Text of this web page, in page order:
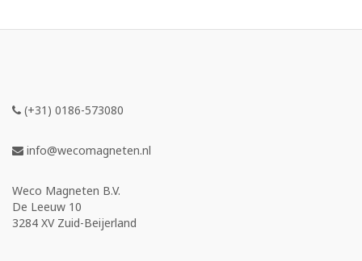
(+31) 0186-573080
info@wecomagneten.nl
Weco Magneten B.V.
De Leeuw 10
3284 XV Zuid-Beijerland